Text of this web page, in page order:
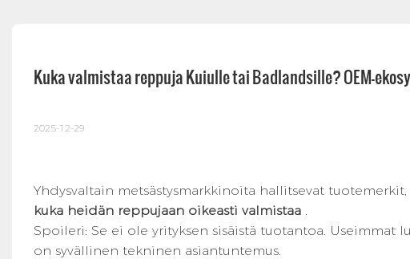
Kuka valmistaa reppuja Kuiulle tai Badlandsille? OEM-
2025-12-29
Yhdysvaltain metsästysmarkkinoita hallitsevat
kuka heidän reppujaan oikeasti valmistaa.
Spoileri: Se ei ole yrityksen sisäistä tuotantoa. Useimmat
on syvällinen tekninen asiantuntemus.